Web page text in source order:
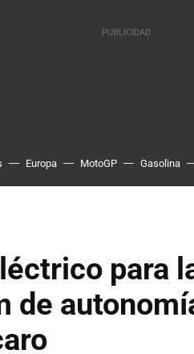
Europa MotoGP Gasolina
para
de